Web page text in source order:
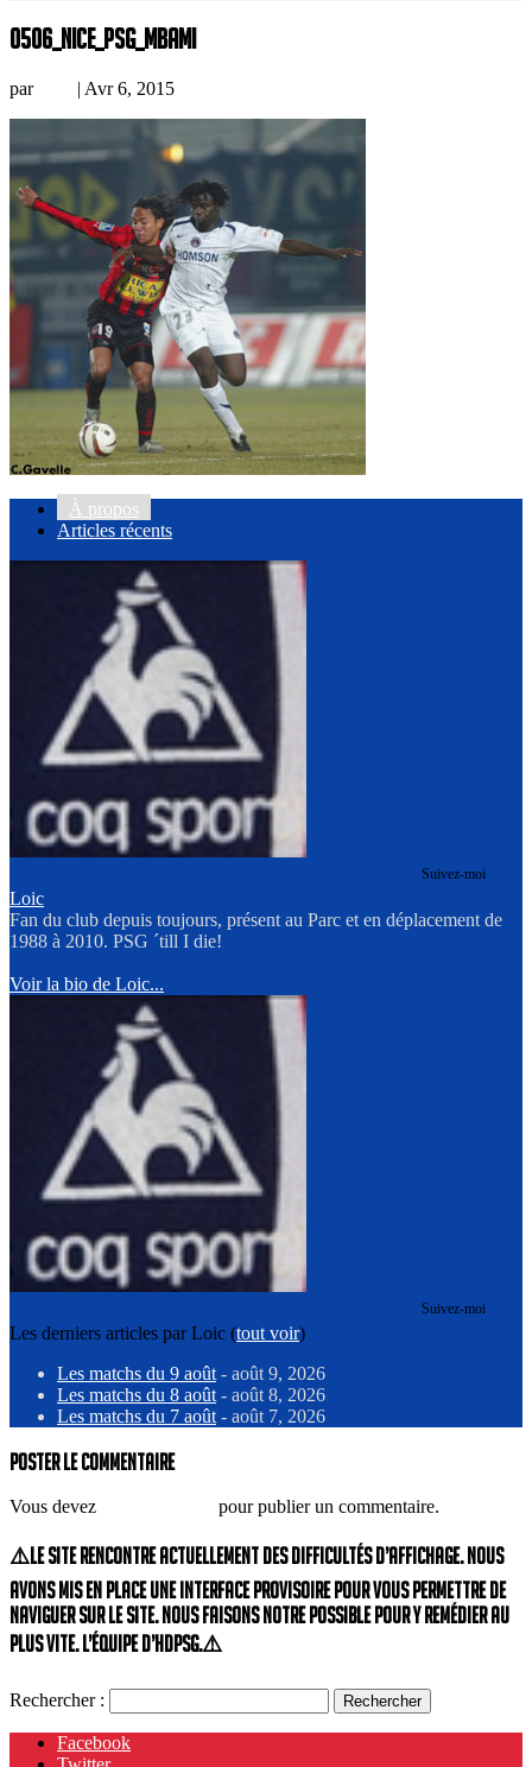
0506_Nice_PSG_MBami
par | Avr 6, 2015
À propos
Articles récents
Suivez-moi
Loic
Fan du club depuis toujours, présent au Parc et en déplacement de
1988 à 2010. PSG ´till I die!
Voir la bio de Loic...
Suivez-moi
Les derniers articles par Loic (tout voir)
Les matchs du 9 août - août 9, 2026
Les matchs du 8 août - août 8, 2026
Les matchs du 7 août - août 7, 2026
Poster le commentaire
Vous devez pour publier un commentaire.
⚠️Le site rencontre actuellement des difficultés d’affichage. Nous
avons mis en place une interface provisoire pour vous permettre de
naviguer sur le site. Nous faisons notre possible pour y remédier au
plus vite. L’équipe d’HdPSG.⚠️
Rechercher :
Facebook